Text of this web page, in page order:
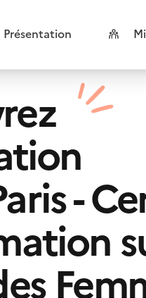
Présentation
-